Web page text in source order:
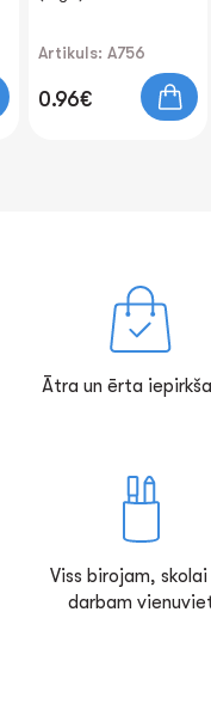
Artikuls: A756
0.96€
Ātra un ērta
Viss birojam, skolai
darbam